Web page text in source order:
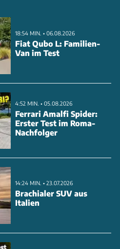
18:54 MIN. • 06.08.2026
Fiat Qubo L: Familien-
Van im Test
4:52 MIN. • 05.08.2026
Ferrari Amalfi Spider:
Erster Test im Roma-
Nachfolger
14:24 MIN. • 23.07.2026
Brachialer SUV aus
Italien